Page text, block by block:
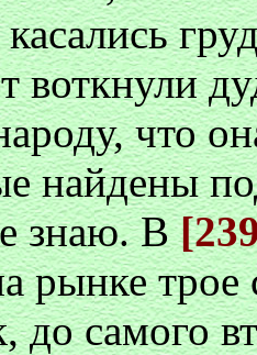
воткнули
что
найдены
знаю. В
рынке трое
до самого